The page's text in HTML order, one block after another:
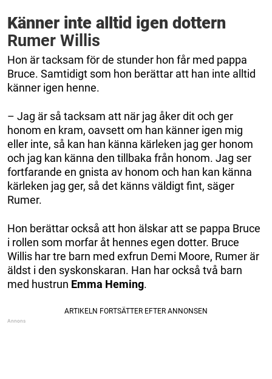
Känner inte alltid igen dottern
Rumer Willis
Hon är tacksam för de stunder hon får med pappa
Bruce. Samtidigt som hon berättar att han inte alltid
känner igen henne.
– Jag är så tacksam att när jag åker dit och ger
honom en kram, oavsett om han känner igen mig
eller inte, så kan han känna kärleken jag ger honom
och jag kan känna den tillbaka från honom. Jag ser
fortfarande en gnista av honom och han kan känna
kärleken jag ger, så det känns väldigt fint, säger
Rumer.
Hon berättar också att hon älskar att se pappa Bruce
i rollen som morfar åt hennes egen dotter. Bruce
Willis har tre barn med exfrun Demi Moore, Rumer är
äldst i den syskonskaran. Han har också två barn
med hustrun Emma Heming.